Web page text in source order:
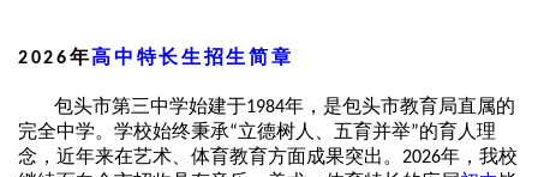
2026年高中 特长生 招生简章
包头市第三中学始建于1984年，是包头市教育局直属的
完全中学。学校始终秉承“立德树人、五育并举”的育人理
念，近年来在艺术、体育教育方面成果突出。 2026年，我校